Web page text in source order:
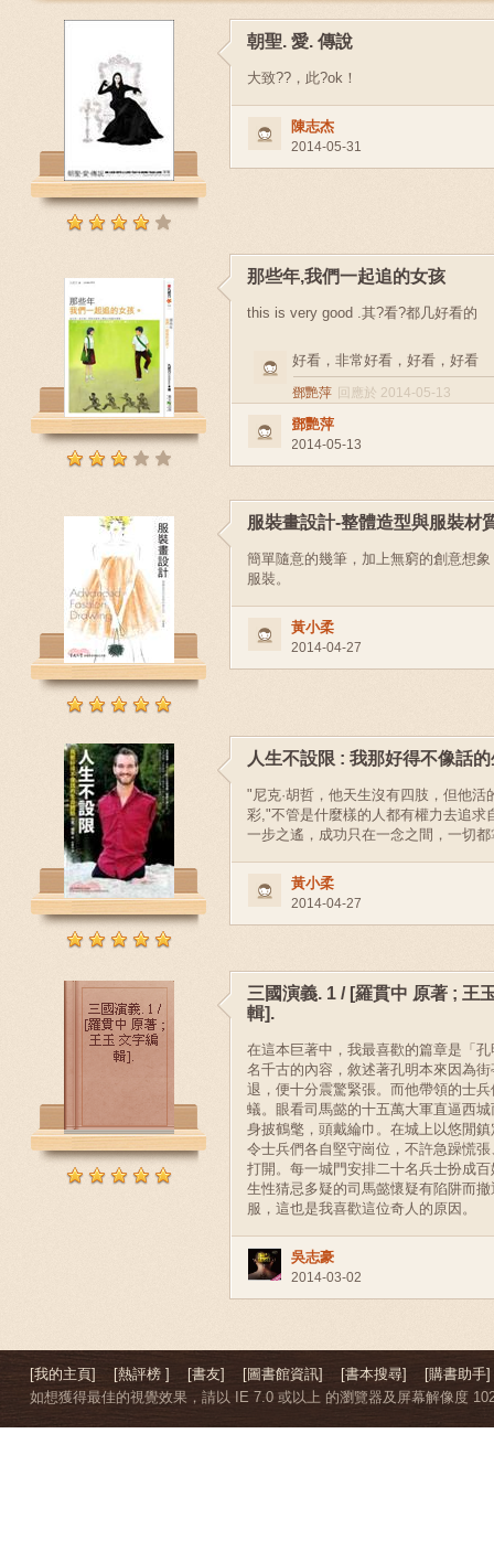
朝聖. 愛. 傳說
大致??，此?ok！
陳志杰
2014-05-31
那些年,我們一起追的女孩
this is very good .其?看?都几好看的
好看，非常好看，好看，好看
鄧艷萍 回應於 2014-05-13
鄧艷萍
2014-05-13
服裝畫設計-整體造型與服裝材
簡單隨意的幾筆，加上無窮的創意想
服裝。
黃小柔
2014-04-27
人生不設限 : 我那好得不像話
"尼克·胡哲，他天生沒有四肢，但他活
彩,"不管是什麼樣的人都有權力去追求
一步之遙，成功只在一念之間，一切
黃小柔
2014-04-27
三國演義. 1 / [羅貫中 原著 ; 王
輯].
在這本巨著中，我最喜歡的篇章是「
名千古的內容，敘述著孔明本來因為
退，便十分震驚緊張。而他帶領的士
蟻。眼看司馬懿的十五萬大軍直逼西
身披鶴氅，頭戴綸巾。在城上以悠閒
令士兵們各自堅守崗位，不許急躁慌
打開。每一城門安排二十名兵士扮成
生性猜忌多疑的司馬懿懷疑有陷阱而
服，這也是我喜歡這位奇人的原因。
吳志豪
2014-03-02
[我的主頁] [熱評榜 ] [書友] [圖書館資訊] [書本搜尋]
[購書助手]
如想獲得最佳的視覺效果，請以 IE 7.0 或以上 的瀏覽器及屏幕解像度